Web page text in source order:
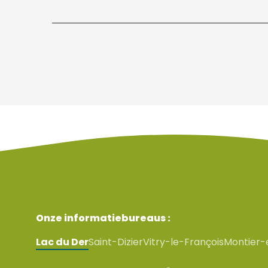
Onze informatiebureaus :
Lac du DerSaint-DizierVitry-le-François